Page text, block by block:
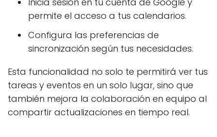
permite el acceso a tus calendarios.
Configura las preferencias de
sincronización según tus necesidades.
Esta funcionalidad no solo te permitirá ver tus
tareas y eventos en un solo lugar, sino que
también mejora la colaboración en equipo al
compartir actualizaciones en tiempo real.